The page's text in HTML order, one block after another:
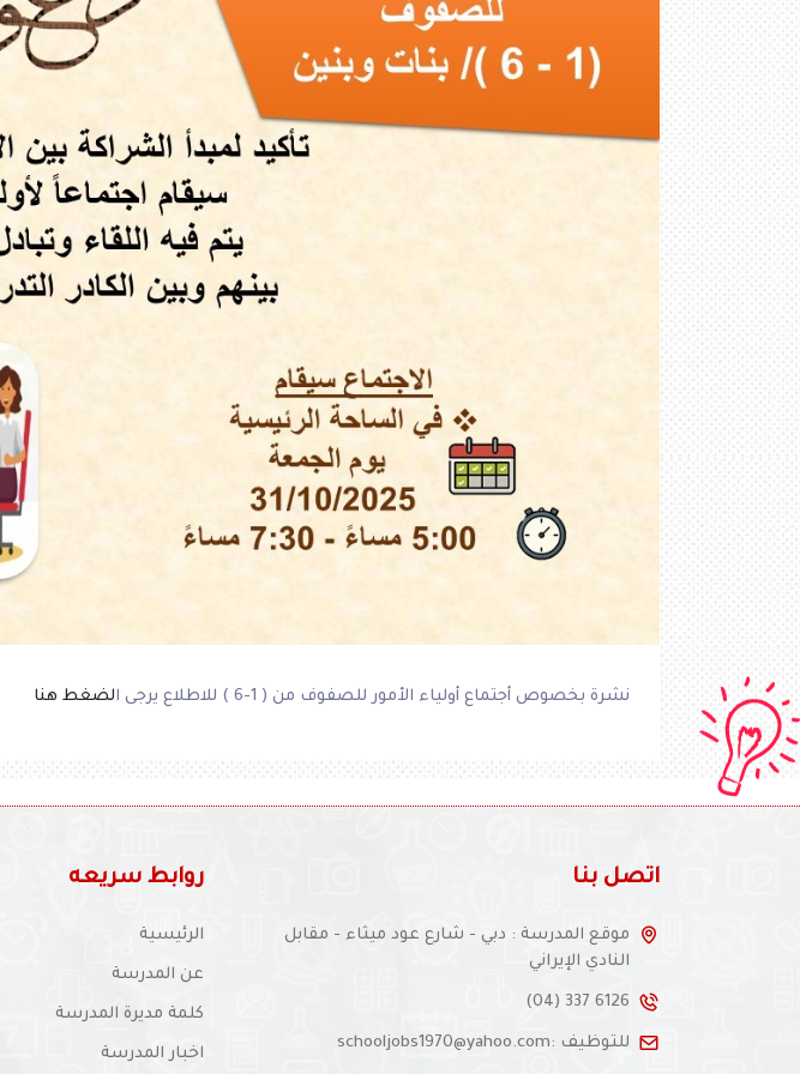
نشرة بخصوص أجتماع أولياء الأمور للصفوف من ( 1-6 ) للاطلاع يرجى ا لضغط هنا
اتصل بنا
موقع المدرسة : دبي - شارع عود ميثاء - مقابل
النادي الإيراني
(04) 337 6126
للتوظيف :schooljobs1970@yahoo.com
روابط سريعه
الرئيسية
عن المدرسة
كلمة مديرة المدرسة
اخبار المدرسة